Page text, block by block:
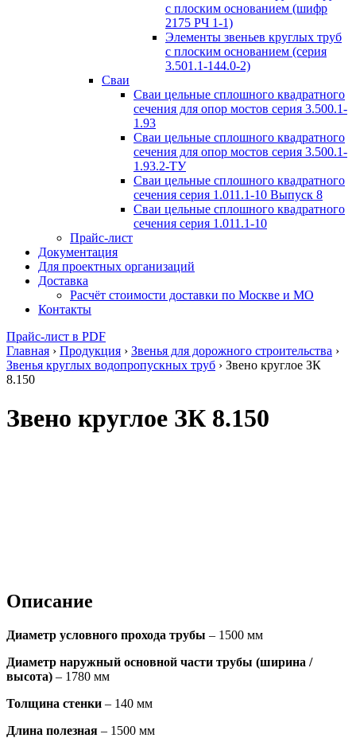
с плоским основанием (шифр
2175 РЧ 1-1)
Элементы звеньев круглых труб
с плоским основанием (серия
3.501.1-144.0-2)
Сваи
Сваи цельные сплошного квадратного
сечения для опор мостов серия 3.500.1-
1.93
Сваи цельные сплошного квадратного
сечения для опор мостов серия 3.500.1-
1.93.2-ТУ
Сваи цельные сплошного квадратного
сечения серия 1.011.1-10 Выпуск 8
Сваи цельные сплошного квадратного
сечения серия 1.011.1-10
Прайс-лист
Документация
Для проектных организаций
Доставка
Расчёт стоимости доставки по Москве и МО
Контакты
Прайс-лист в PDF
Главная › Продукция › Звенья для дорожного строительства ›
Звенья круглых водопропускных труб › Звено круглое ЗК
8.150
Звено круглое ЗК 8.150
Описание
Диаметр условного прохода трубы – 1500 мм
Диаметр наружный основной части трубы (ширина /
высота) – 1780 мм
Толщина стенки – 140 мм
Длина полезная – 1500 мм